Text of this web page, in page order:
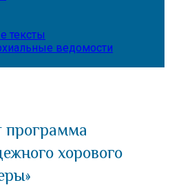
тексты
ведомости
программа
хорового